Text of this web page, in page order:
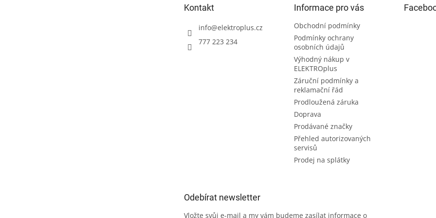
Kontakt
info@elektroplus.cz
777 223 234
Informace pro vás
Obchodní podmínky
Podmínky ochrany
osobních údajů
Výhodný nákup v
ELEKTROplus
Záruční podmínky a
reklamační řád
Prodloužená záruka
Doprava
Prodávané značky
Přehled autorizovaných
servisů
Prodej na splátky
Odebírat newsletter
Vložte svůj e-mail a my vám budeme zasílat informace o